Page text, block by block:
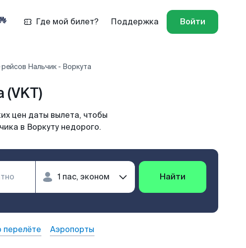
Где мой билет? Поддержка Войти
Нальчик - Воркута
цен даты вылета, чтобы
в Воркуту недорого.
Найти
Аэропорты